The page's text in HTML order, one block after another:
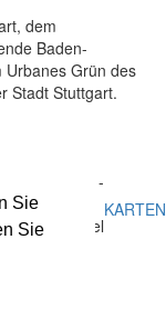
Sie
Sie
dem
Baden-
Urbanes Grün des
Stadt Stuttgart.
Wagenhalle -
Florian Feisel
KARTEN